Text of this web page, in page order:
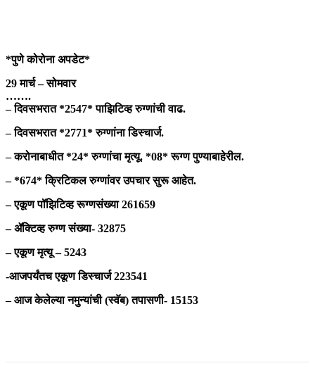
*पुणे कोरोना अपडेट*
29 मार्च – सोमवार
…….
– दिवसभरात *2547* पाझिटिव्ह रुग्णांची वाढ.
– दिवसभरात *2771* रुग्णांना डिस्चार्ज.
– करोनाबाधीत *24* रुग्णांचा मृत्यू. *08* रूग्ण पुण्याबाहेरील.
– *674* क्रिटिकल रुग्णांवर उपचार सुरू आहेत.
– एकूण पॉझिटिव्ह रूग्णसंख्या 261659
– ॲक्टिव्ह रुग्ण संख्या- 32875
– एकूण मृत्यू – 5243
-आजपर्यंतच एकूण डिस्चार्ज 223541
– आज केलेल्या नमुन्यांची (स्वॅब) तपासणी- 15153